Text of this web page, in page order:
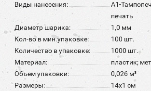
Виды нанесения:
A1-
печать
Диаметр шарика:
1,0 мм
Кол-во в мин.упаковке:
100 шт.
Количество в упаковке:
1000 шт.
Материал:
пластик;
Объем упаковки:
0,026 м³
Размеры:
14х1 см